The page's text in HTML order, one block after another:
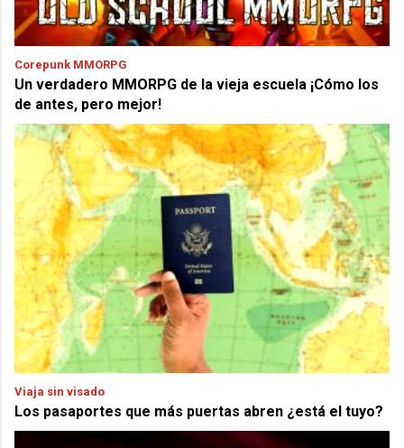
Corepunk MMORPG
Un verdadero MMORPG de la vieja escuela ¡Cómo los
de antes, pero mejor!
Viaja sin visado
Los pasaportes que más puertas abren ¿está el tuyo?